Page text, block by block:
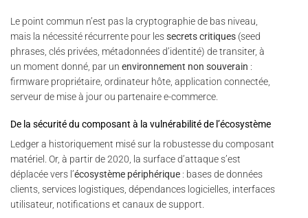
Le point commun n’est pas la cryptographie de bas niveau,
mais la nécessité récurrente pour lessecrets critiques (seed
phrases, clés privées, métadonnées d’identité) de transiter, à
un moment donné, par un environnement non souverain :
firmware propriétaire, ordinateur hôte, application connectée,
serveur de mise à jour ou partenaire e-commerce.
De la sécurité du composant à la vulnérabilité de l’écosystème
Ledger a historiquement misé sur la robustesse du composant
matériel. Or, à partir de 2020, la surface d’attaque s’est
déplacée vers l’écosystème périphérique : bases de données
clients, services logistiques, dépendances logicielles, interfaces
utilisateur, notifications et canaux de support.